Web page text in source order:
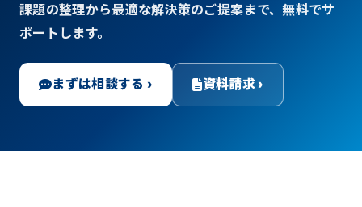
課題の整理から最適な解決策のご提案まで、無料でサ
ポートします。
まずは相談する › 資料請求 ›